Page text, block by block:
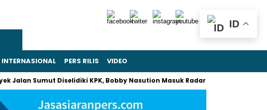
INTERNASIONAL PERS RILIS VIDEO
Sumut Diselidiki KPK, Bobby Nasution Masuk Radar Pemeriksaan
ID